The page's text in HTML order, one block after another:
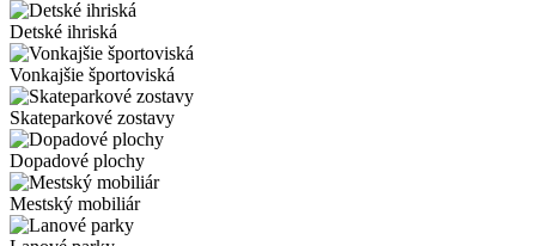
Detské ihriská
Vonkajšie športoviská
Skateparkové zostavy
Dopadové plochy
Mestský mobiliár